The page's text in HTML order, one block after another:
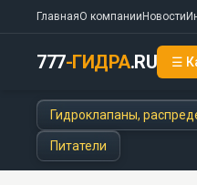
ГлавнаяО компании Новости
777-ГИДРА.RU ☰
Гидроклапаны,
Питатели